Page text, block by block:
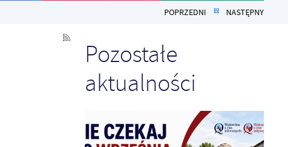
POPRZEDNI NASTĘPNY
Pozostałe
aktualności